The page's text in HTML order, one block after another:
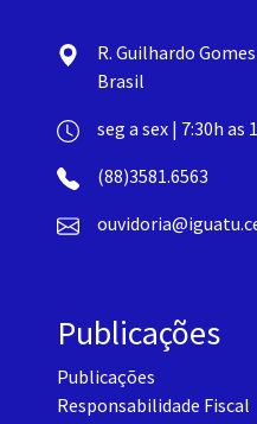
R. Guilhardo
Brasil
seg a sex | 7:30h as
(88)3581.6563
Publicações
Publicações
Responsabilidade Fiscal